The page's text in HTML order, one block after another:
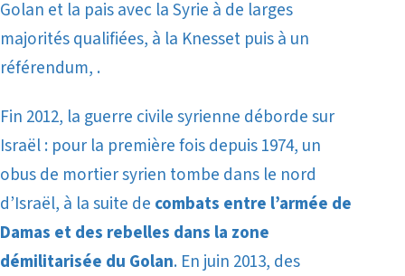
Golan et la pais avec la Syrie à de larges
majorités qualifiées, à la Knesset puis à un
référendum, .
Fin 2012, la guerre civile syrienne déborde sur
Israël : pour la première fois depuis 1974, un
obus de mortier syrien tombe dans le nord
d’Israël, à la suite de combats entre l’armée de
Damas et des rebelles dans la zone
démilitarisée du Golan. En juin 2013, des